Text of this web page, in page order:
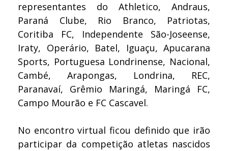
representantes do Athletico, Andraus,
Paraná Clube, Rio Branco, Patriotas,
Coritiba FC, Independente São-Joseense,
Iraty, Operário, Batel, Iguaçu, Apucarana
Sports, Portuguesa Londrinense, Nacional,
Cambé, Arapongas, Londrina, REC,
Paranavaí, Grêmio Maringá, Maringá FC,
Campo Mourão e FC Cascavel.
No encontro virtual ficou definido que irão
participar da competição atletas nascidos